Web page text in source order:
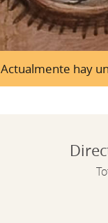
Actualmente hay